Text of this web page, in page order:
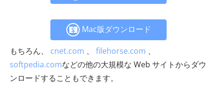
Mac版ダウンロード
もちろん、 cnet.com 、 filehorse.com 、
softpedia.comなどの他の大規模な Web サイトからダウ
ンロードすることもできます。